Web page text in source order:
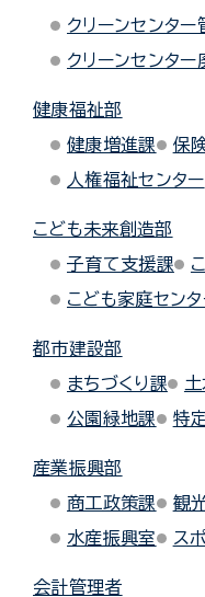
クリーンセンター
クリーンセンタ
健康福祉部
健康増進課
保
人権福祉センター
こども未来創造部
子育て支援課
こども家庭セン
都市建設部
まちづくり課
公園緑地課
特
産業振興部
商工政策課
観
水産振興室
ス
会計管理者